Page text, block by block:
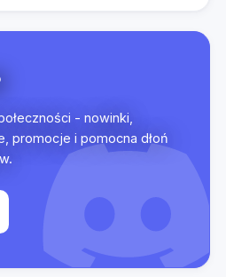
- nowinki,
promocje i pomocna dłoń